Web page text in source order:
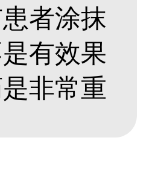
者涂抹
有效果
非常重